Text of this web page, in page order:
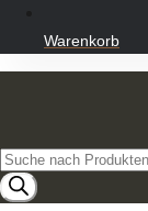
Warenkorb
Products
search